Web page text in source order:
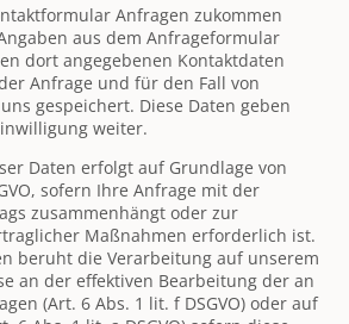
Anfragen zukommen
aus dem Anfrageformular
dort angegebenen Kontaktdaten
Anfrage und für den Fall von
gespeichert. Diese Daten geben
weiter.
Daten erfolgt auf Grundlage von
sofern Ihre Anfrage mit der
zusammenhängt oder zur
Maßnahmen erforderlich ist.
beruht die Verarbeitung auf unserem
an der effektiven Bearbeitung der an
(Art. 6 Abs. 1 lit. f DSGVO) oder auf